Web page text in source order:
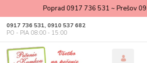
Poprad 0917 736 531 ~ Prešov
0917 736 531, 0910 537 682
PO - PIA 08:00 - 15:00